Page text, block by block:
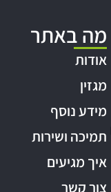
מה באתר
אודות
מגזין
מידע נוסף
תמיכה ושירות
איך מגיעים
צור קשר